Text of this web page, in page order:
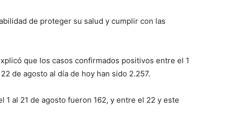
de proteger su salud y cumplir con las
que los casos confirmados positivos entre el 1
de agosto al día de hoy han sido 2.257.
al 21 de agosto fueron 162, y entre el 22 y este